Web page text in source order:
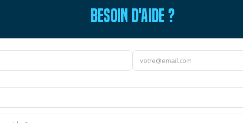
BESOIN D'AIDE ?